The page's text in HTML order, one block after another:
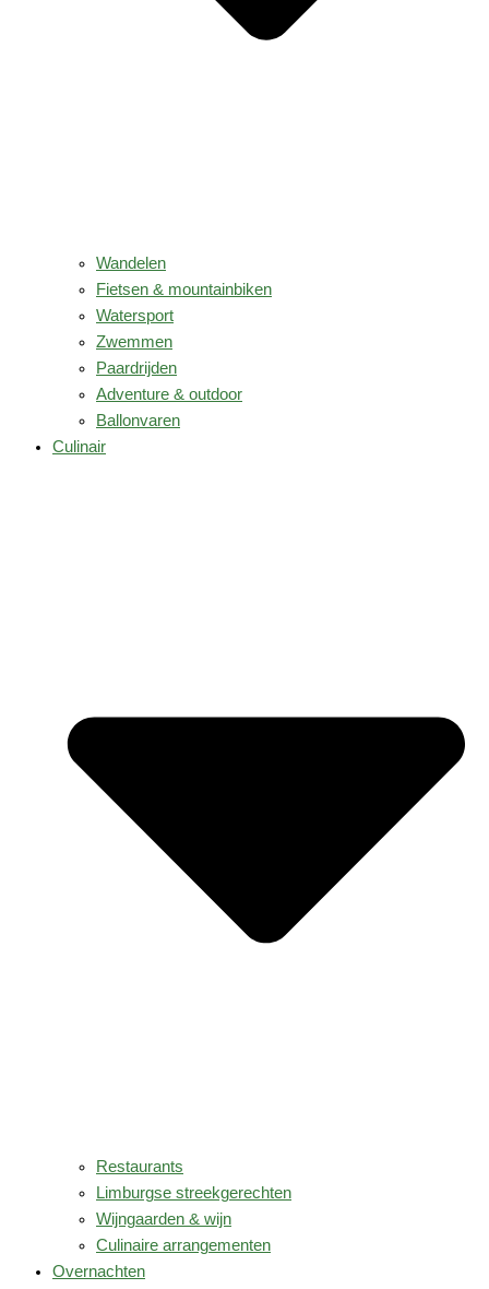
Wandelen
Fietsen & mountainbiken
Watersport
Zwemmen
Paardrijden
Adventure & outdoor
Ballonvaren
Culinair
Restaurants
Limburgse streekgerechten
Wijngaarden & wijn
Culinaire arrangementen
Overnachten